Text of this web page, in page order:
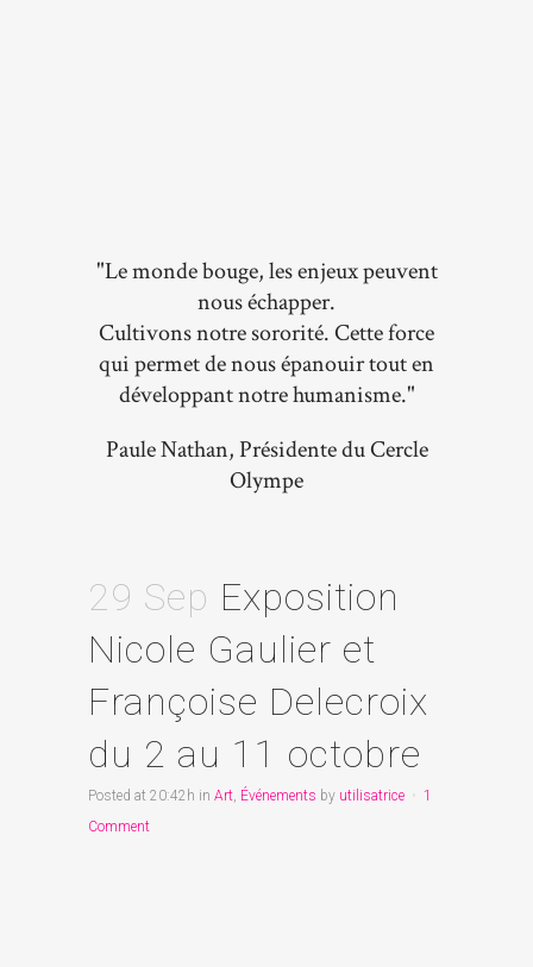
"Le monde bouge, les enjeux peuvent
nous échapper.
Cultivons notre sororité. Cette force
qui permet de nous épanouir tout en
développant notre humanisme."
Paule Nathan, Présidente du Cercle
Olympe
29 Sep Exposition
Nicole Gaulier et
Françoise Delecroix
du 2 au 11 octobre
Posted at 20:42h in Art, Événements by utilisatrice
1
Comment